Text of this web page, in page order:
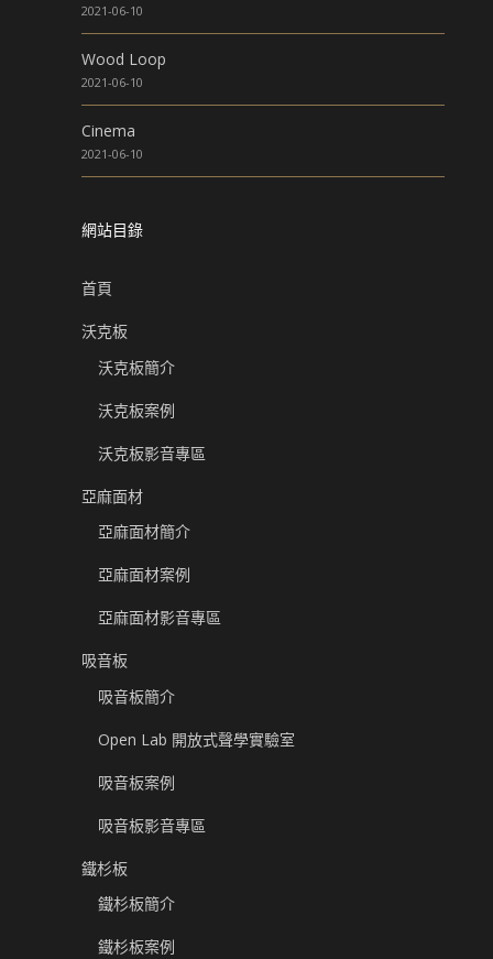
2021-06-10
Wood Loop
2021-06-10
Cinema
2021-06-10
網站目錄
首頁
沃克板
沃克板簡介
沃克板案例
沃克板影音專區
亞麻面材
亞麻面材簡介
亞麻面材案例
亞麻面材影音專區
吸音板
吸音板簡介
Open Lab 開放式聲學實驗室
吸音板案例
吸音板影音專區
鐵杉板
鐵杉板簡介
鐵杉板案例